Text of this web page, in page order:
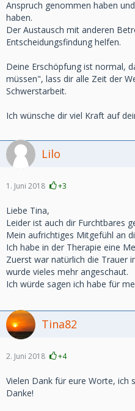
Anspruch genommen haben
haben.
Der Austausch mit anderen
Entscheidungsfindung helfen.
Deine Erschöpfung ist normal,
müssen", lass dir alle Zeit der
Schwerstarbeit.
Ich wünsche dir viel Kraft auf
Lilo
1. Juni 2018 +3
Liebe Tina,
Leider ist auch dir Furchtbares
Mein aufrichtiges Mitgefühl an
Ich habe in der Therapie eine
Zuerst war natürlich die Trauer
wurde vieles mehr angeschaut.
Ich würde sagen ich habe für
Tina82
2. Juni 2018 +4
Vielen Dank für eure Worte, ich
Danke!